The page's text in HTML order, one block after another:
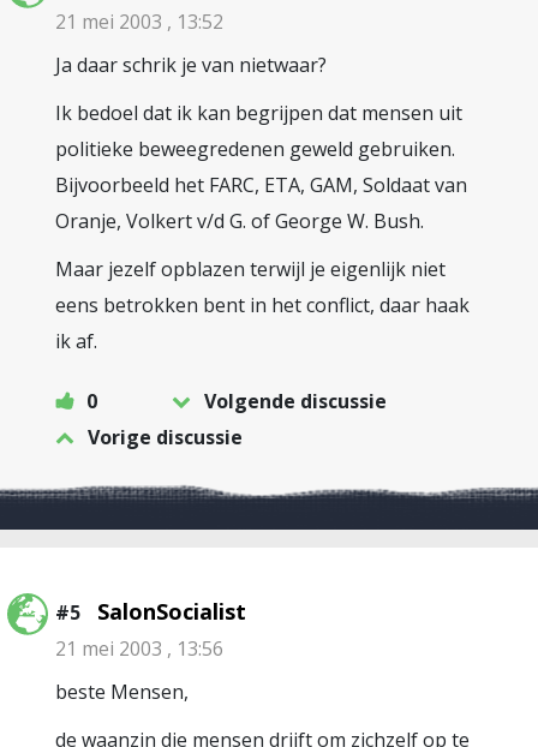
21 mei 2003 , 13:52
Ja daar schrik je van nietwaar?
Ik bedoel dat ik kan begrijpen dat mensen uit
politieke beweegredenen geweld gebruiken.
Bijvoorbeeld het FARC, ETA, GAM, Soldaat van
Oranje, Volkert v/d G. of George W. Bush.
Maar jezelf opblazen terwijl je eigenlijk niet
eens betrokken bent in het conflict, daar haak
ik af.
0
Volgende discussie
Vorige discussie
#5 SalonSocialist
21 mei 2003 , 13:56
beste Mensen,
de waanzin die mensen drijft om zichzelf op te